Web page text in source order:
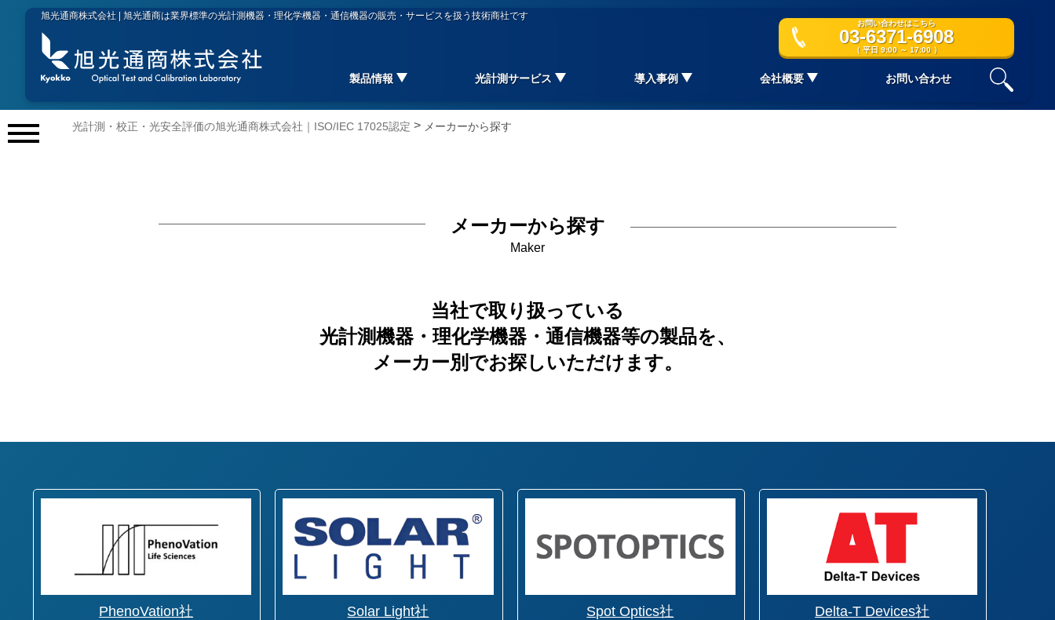
旭光通商株式会社 | 旭光通商は業界標準の光計測機器・理化学機器・通信機器の販売・サービスを扱う技術商社です
お問い合わせはこちら
03-6371-6908
（ 平日 9:00 ～ 17:00 ）
製品情報 光計測サービス 導入事例 会社概要 お問い合わせ
メ
光計測・校正・光安全評価の旭光通商株式会社｜ISO/IEC 17025認定 > メーカーから探す
メーカーから探す
Maker
当社で取り扱っている
光計測機器・理化学機器・通信機器等の製品を、
メーカー別でお探しいただけます。
PhenoVation社
Solar Light社
Spot Optics社
Delta-T Devices社